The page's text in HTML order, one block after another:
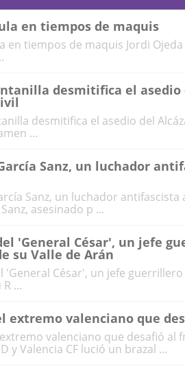
en tiempos de maquis
en tiempos de maquis Jordi
desmitifica el asedio
desmitifica el asedio del
...
Sanz, un luchador
Sanz, un luchador
asesinado p ...
'General César', un jefe
su Valle de Arán
'General César', un jefe
...
extremo valenciano que
valenciano que desafió al
y Valencia CF lució un brazal ...